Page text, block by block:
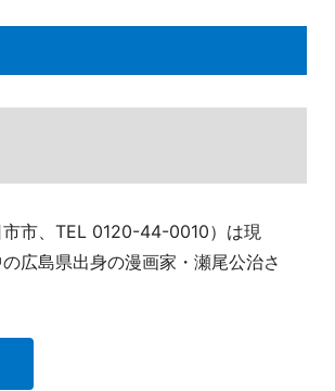
市市、TEL 0120-44-0010）は現
広島県出身の漫画家・瀬尾公治さ